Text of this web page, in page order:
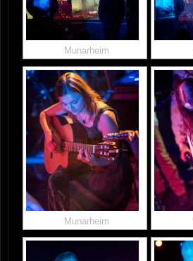
Munarheim
Munarheim